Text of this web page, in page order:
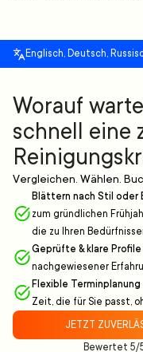
Englisch, Deutsch,
Worauf
schnell eine
Vergleichen. Wählen.
Blättern nach Stil oder
zum gründlichen
die zu Ihren
Geprüfte & klare Profile
nachgewiesener
Flexible Terminplanung
Zeit, die für Sie passt,
JETZT
Bewertet 5/